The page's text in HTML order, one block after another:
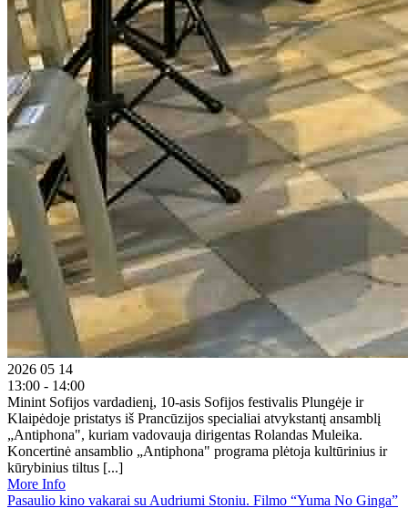
2026 05 14
13:00 - 14:00
Minint Sofijos vardadienį, 10-asis Sofijos festivalis Plungėje ir
Klaipėdoje pristatys iš Prancūzijos specialiai atvykstantį ansamblį
„Antiphona", kuriam vadovauja dirigentas Rolandas Muleika.
Koncertinė ansamblio „Antiphona" programa plėtoja kultūrinius ir
kūrybinius tiltus [...]
More Info
Pasaulio kino vakarai su Audriumi Stoniu. Filmo “Yuma No Ginga”